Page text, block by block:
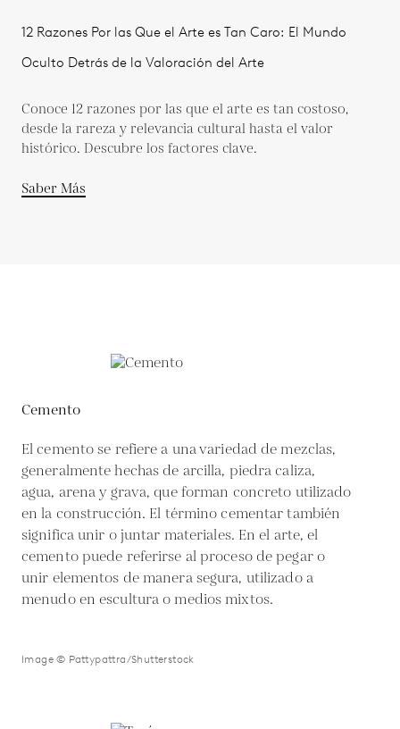
12 Razones Por las Que el Arte es Tan Caro: El Mundo
Oculto Detrás de la Valoración del Arte
Conoce 12 razones por las que el arte es tan costoso,
desde la rareza y relevancia cultural hasta el valor
histórico. Descubre los factores clave.
Saber Más
Cemento
El cemento se refiere a una variedad de mezclas,
generalmente hechas de arcilla, piedra caliza,
agua, arena y grava, que forman concreto utilizado
en la construcción. El término cementar también
significa unir o juntar materiales. En el arte, el
cemento puede referirse al proceso de pegar o
unir elementos de manera segura, utilizado a
menudo en escultura o medios mixtos.
Image © Pattypattra/Shutterstock